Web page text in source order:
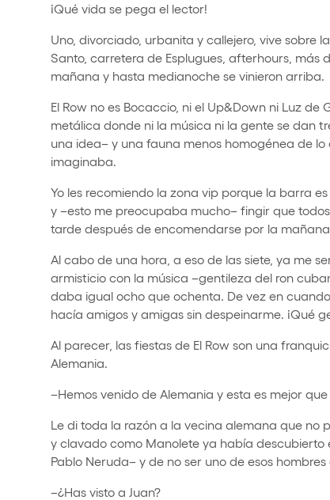
¡Qué vida se pega el lector!
Uno, divorciado, urbanita y callejero, vive sobre
Santo, carretera de Esplugues, afterhours,
mañana y hasta medianoche se vinieron arriba.
El Row no es Bocaccio, ni el Up&Down ni Luz
metálica donde ni la música ni la gente se dan
una idea– y una fauna menos homogénea de
imaginaba.
Yo les recomiendo la zona vip porque la barra
y –esto me preocupaba mucho– fingir que
tarde después de encomendarse por la
Al cabo de una hora, a eso de las siete, ya me
armisticio con la música –gentileza del ron
daba igual ocho que ochenta. De vez en
hacía amigos y amigas sin despeinarme. ¡Qué
Al parecer, las fiestas de El Row son una
Alemania.
–Hemos venido de Alemania y esta es mejor que
Le di toda la razón a la vecina alemana que no
y clavado como Manolete ya había
Pablo Neruda– y de no ser uno de esos
–¿Has visto a Juan?